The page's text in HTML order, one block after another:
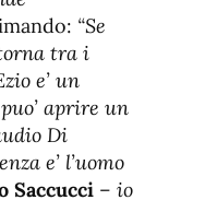
“Se
tra i
e’ un
aprire un
Di
e’ l’uomo
Saccucci – io